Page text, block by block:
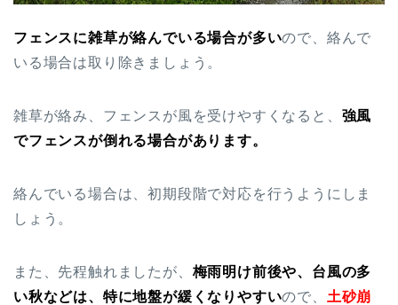
フェンスに雑草が絡んでいる場合が多いので、絡んで
いる場合は取り除きましょう。
雑草が絡み、フェンスが風を受けやすくなると、 強風
でフェンスが倒れる場合があります。
絡んでいる場合は、初期段階で対応を行うようにしま
しょう。
また、先程触れましたが、 梅雨明け前後や、台風の多
い秋などは、特に地盤が緩くなりやすいので、 土砂崩